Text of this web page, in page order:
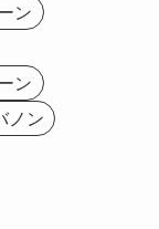
ン
ン
ノン